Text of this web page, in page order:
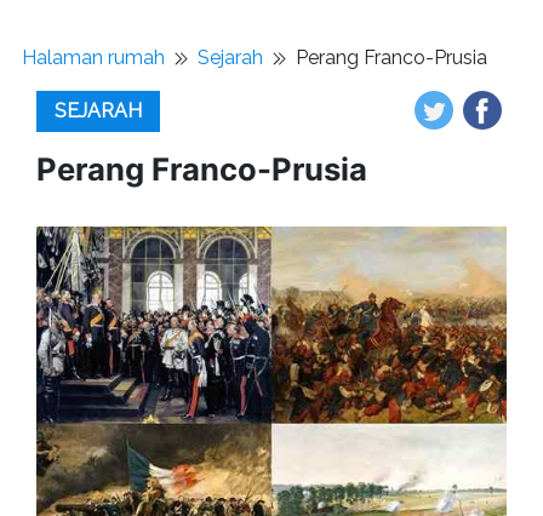
Halaman rumah Sejarah Perang Franco-Prusia
SEJARAH
Perang Franco-Prusia